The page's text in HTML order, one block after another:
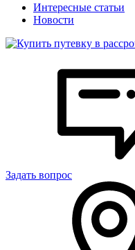
Интересные статьи
Новости
Задать вопрос